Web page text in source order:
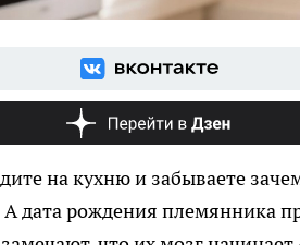
на кухню и забываете
дата рождения племянника